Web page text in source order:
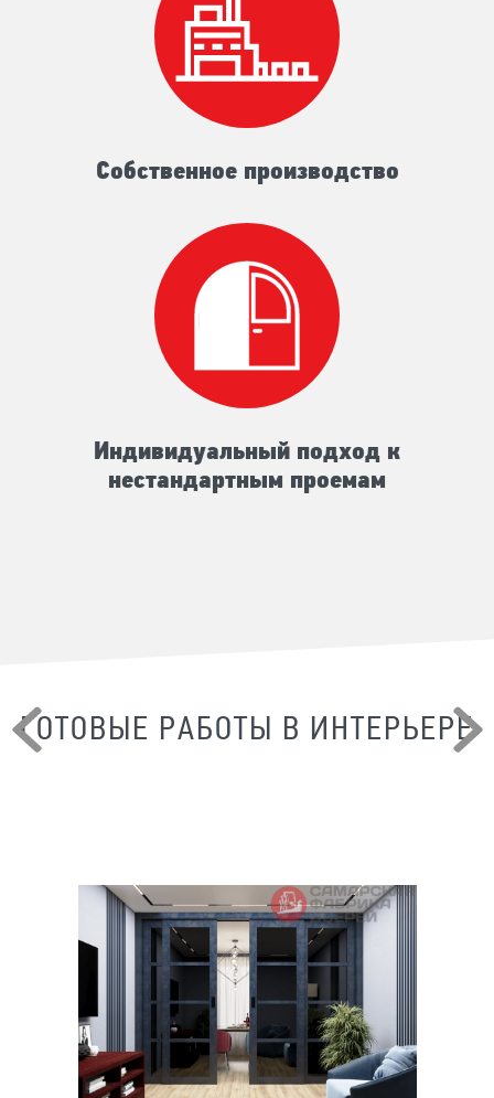
Собственное производство
Индивидуальный подход к
нестандартным проемам
ГОТОВЫЕ РАБОТЫ В ИНТЕРЬЕРЕ